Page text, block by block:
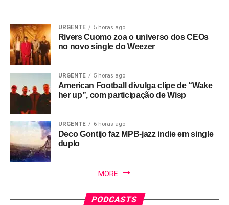
URGENTE 5 horas ago
Rivers Cuomo zoa o universo dos CEOs
no novo single do Weezer
URGENTE 5 horas ago
American Football divulga clipe de “Wake
her up”, com participação de Wisp
URGENTE 6 horas ago
Deco Gontijo faz MPB-jazz indie em single
duplo
MORE
PODCASTS